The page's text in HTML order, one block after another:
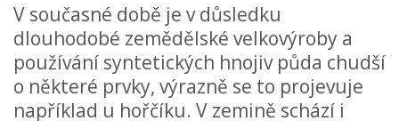
V současné době je v důsledku
dlouhodobé zemědělské velkovýroby a
používání syntetických hnojiv půda chudší
o některé prvky, výrazně se to projevuje
například u hořčíku. V zemině schází i